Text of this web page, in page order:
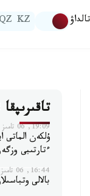
تالداۋ KZ
QZ
19:09, 06 تامىز 2026
ۇلكەن الماتى
ءتارتىبى
16:44, 06 تامىز 2026
بالالى